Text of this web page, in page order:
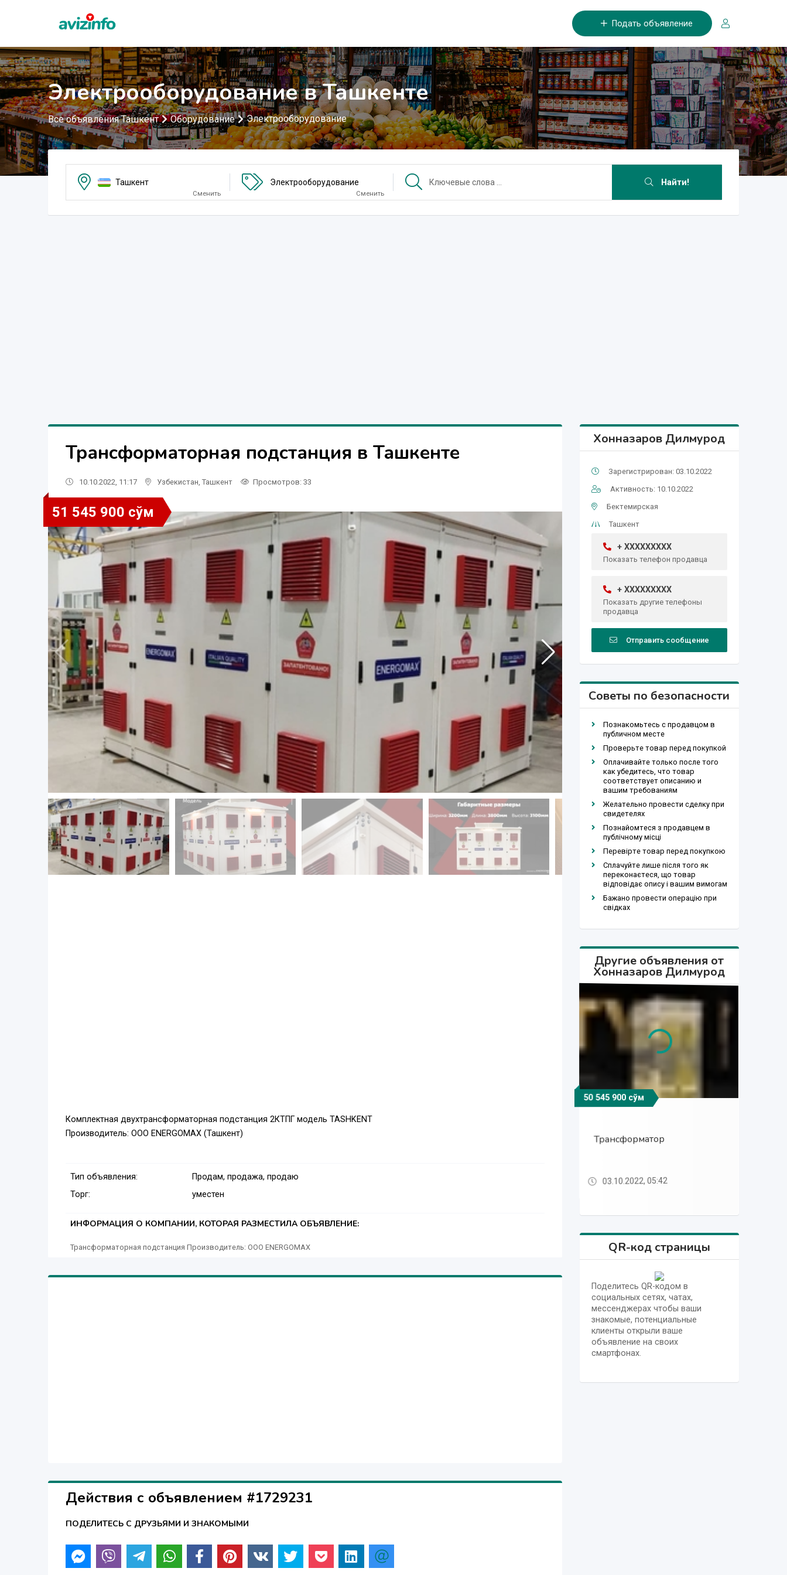
Подать объявление
Электрооборудование в Ташкенте
Все объявления Ташкент Оборудование Электрооборудование
Ташкент
Сменить
Электрооборудование
Сменить
Найти!
Трансформаторная подстанция в Ташкенте
10.10.2022, 11:17 Узбекистан Ташкент Просмотров: 33
51 545 900 сўм
Комплектная двухтрансформаторная подстанция 2КТПГ модель TASHKENT
Производитель: OOO ENERGOMAX (Ташкент)
Тип объявления:
Продам, продажа, продаю
Торг:
уместен
ИНФОРМАЦИЯ О КОМПАНИИ, КОТОРАЯ РАЗМЕСТИЛА ОБЪЯВЛЕНИЕ:
Трансформаторная подстанция Производитель: OOO ENERGOMAX
Действия с объявлением #1729231
ПОДЕЛИТЕСЬ С ДРУЗЬЯМИ И ЗНАКОМЫМИ
Хонназаров Дилмурод
Зарегистрирован: 03.10.2022
Активность: 10.10.2022
Бектемирская
Ташкент
+ XXXXXXXXX
Показать телефон продавца
+ XXXXXXXXX
Показать другие телефоны
продавца
Отправить сообщение
Советы по безопасности
Познакомьтесь с продавцом в
публичном месте
Проверьте товар перед покупкой
Оплачивайте только после того
как убедитесь, что товар
соответствует описанию и
вашим требованиям
Желательно провести сделку при
свидетелях
Познайомтеся з продавцем в
публічному місці
Перевірте товар перед покупкою
Сплачуйте лише після того як
переконаєтеся, що товар
відповідає опису і вашим вимогам
Бажано провести операцію при
свідках
Другие объявления от
Хонназаров Дилмурод
50 545 900 сўм
Трансформатор
03.10.2022, 05:42
52 545 900 сўм
трансформаторная
10.10.2022, 11:19
50 545 900 сўм
Трансформатор ТП
10.10.2022, 11:12
50 545 900 сўм
Трансформатор
03.10.2022, 05:42
52 545 900 сўм
трансформаторная
10.10.2022, 11:19
QR-код страницы
Поделитесь QR-кодом в
социальных сетях, чатах,
мессенджерах чтобы ваши
знакомые, потенциальные
клиенты открыли ваше
объявление на своих
смартфонах.